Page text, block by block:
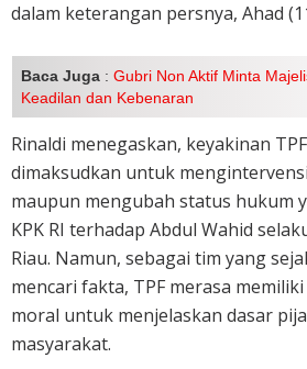
dalam keterangan persnya, Ahad
Baca Juga : Gubri Non Aktif Minta
Keadilan dan Kebenaran
Rinaldi menegaskan, keyakinan
dimaksudkan untuk
maupun mengubah status hukum
KPK RI terhadap Abdul Wahid
Riau. Namun, sebagai tim yang
mencari fakta, TPF merasa
moral untuk menjelaskan dasar
masyarakat.